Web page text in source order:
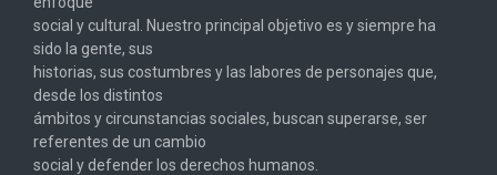
social y cultural. Nuestro principal objetivo es y siempre ha
sido la gente, sus
historias, sus costumbres y las labores de personajes que,
desde los distintos
ámbitos y circunstancias sociales, buscan superarse, ser
referentes de un cambio
social y defender los derechos humanos.